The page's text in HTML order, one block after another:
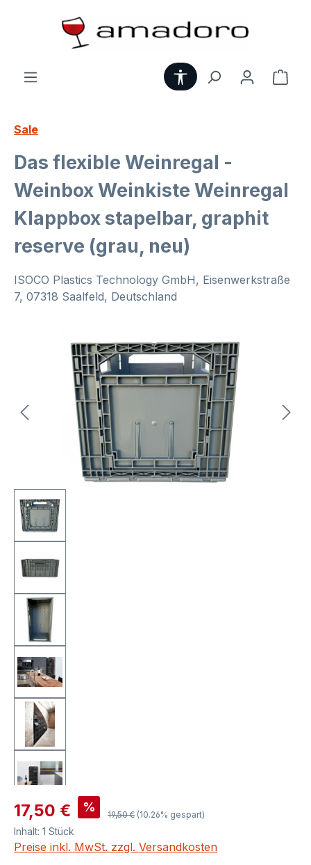
Zum Hauptinhalt springen
Werkzeugleiste
Sale
Das flexible Weinregal -
Weinbox Weinkiste Weinregal
Klappbox stapelbar, graphit
reserve (grau, neu)
ISOCO Plastics Technology GmbH, Eisenwerkstraße
7, 07318 Saalfeld, Deutschland
Bildergalerie überspringen
Verkaufspreis:
17,50 € % Regulärer Preis:
19,50 € (10.26% gespart)
Inhalt: 1 Stück
Preise inkl. MwSt. zzgl. Versandkosten